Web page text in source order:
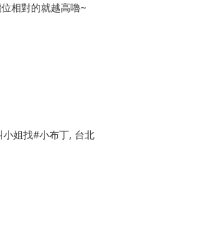
相對的就越高嚕~
姐找#小布丁, 台北